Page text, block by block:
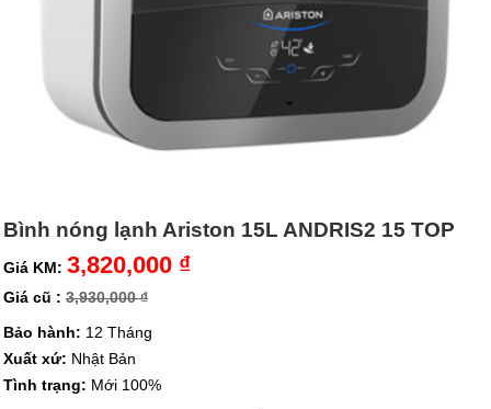
Bình nóng lạnh Ariston 15L ANDRIS2 15 TOP
Giá KM: 3,820,000 ₫
Giá cũ : 3,930,000 ₫
Bảo hành: 12 Tháng
Xuất xứ: Nhật Bản
Tình trạng: Mới 100%